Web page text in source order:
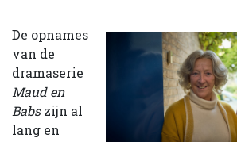
De opnames
van de
dramaserie
Maud en
Babszijn al
lang en